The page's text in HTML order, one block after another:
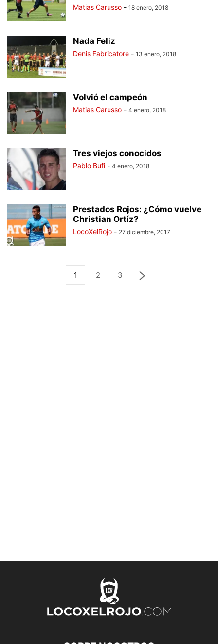
Matias Carusso - 18 enero, 2018
Nada Feliz
Denis Fabricatore - 13 enero, 2018
Volvió el campeón
Matias Carusso - 4 enero, 2018
Tres viejos conocidos
Pablo Bufi - 4 enero, 2018
Prestados Rojos: ¿Cómo vuelve
Christian Ortíz?
LocoXelRojo - 27 diciembre, 2017
1 2 3